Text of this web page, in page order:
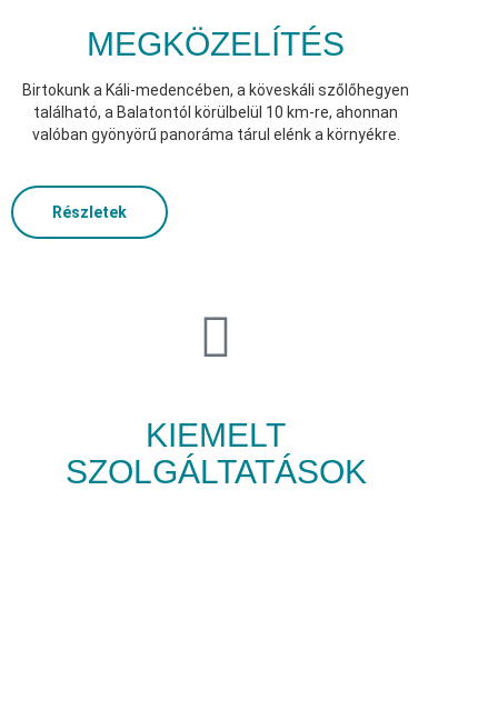
MEGKÖZELÍTÉS
Birtokunk a Káli-medencében, a köveskáli szőlőhegyen
található, a Balatontól körülbelül 10 km-re, ahonnan
valóban gyönyörű panoráma tárul elénk a környékre.
Részletek
KIEMELT
SZOLGÁLTATÁSOK